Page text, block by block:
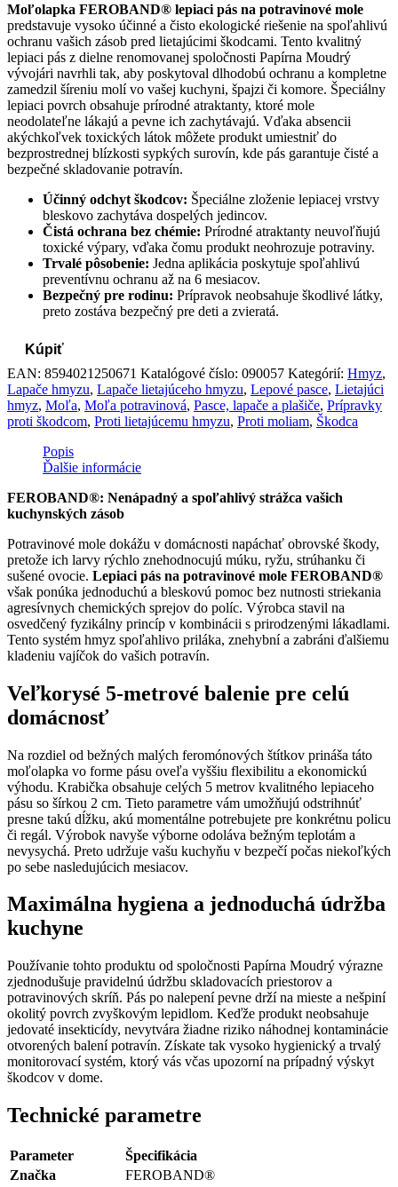
Moľolapka FEROBAND® lepiaci pás na potravinové mole
predstavuje vysoko účinné a čisto ekologické riešenie na spoľahlivú
ochranu vašich zásob pred lietajúcimi škodcami. Tento kvalitný
lepiaci pás z dielne renomovanej spoločnosti Papírna Moudrý
vývojári navrhli tak, aby poskytoval dlhodobú ochranu a kompletne
zamedzil šíreniu molí vo vašej kuchyni, špajzi či komore. Špeciálny
lepiaci povrch obsahuje prírodné atraktanty, ktoré mole
neodolateľne lákajú a pevne ich zachytávajú. Vďaka absencii
akýchkoľvek toxických látok môžete produkt umiestniť do
bezprostrednej blízkosti sypkých surovín, kde pás garantuje čisté a
bezpečné skladovanie potravín.
Účinný odchyt škodcov: Špeciálne zloženie lepiacej vrstvy
bleskovo zachytáva dospelých jedincov.
Čistá ochrana bez chémie: Prírodné atraktanty neuvoľňujú
toxické výpary, vďaka čomu produkt neohrozuje potraviny.
Trvalé pôsobenie: Jedna aplikácia poskytuje spoľahlivú
preventívnu ochranu až na 6 mesiacov.
Bezpečný pre rodinu: Prípravok neobsahuje škodlivé látky,
preto zostáva bezpečný pre deti a zvieratá.
Kúpiť
EAN: 8594021250671 Katalógové číslo: 090057 Kategórií: Hmyz,
Lapače hmyzu, Lapače lietajúceho hmyzu, Lepové pasce, Lietajúci
hmyz, Moľa, Moľa potravinová, Pasce, lapače a plašiče, Prípravky
proti škodcom, Proti lietajúcemu hmyzu, Proti moliam, Škodca
Popis
Ďalšie informácie
FEROBAND®: Nenápadný a spoľahlivý strážca vašich
kuchynských zásob
Potravinové mole dokážu v domácnosti napáchať obrovské škody,
pretože ich larvy rýchlo znehodnocujú múku, ryžu, strúhanku či
sušené ovocie. Lepiaci pás na potravinové mole FEROBAND®
však ponúka jednoduchú a bleskovú pomoc bez nutnosti striekania
agresívnych chemických sprejov do políc. Výrobca stavil na
osvedčený fyzikálny princíp v kombinácii s prirodzenými lákadlami.
Tento systém hmyz spoľahlivo priláka, znehybní a zabráni ďalšiemu
kladeniu vajíčok do vašich potravín.
Veľkorysé 5-metrové balenie pre celú
domácnosť
Na rozdiel od bežných malých feromónových štítkov prináša táto
moľolapka vo forme pásu oveľa vyššiu flexibilitu a ekonomickú
výhodu. Krabička obsahuje celých 5 metrov kvalitného lepiaceho
pásu so šírkou 2 cm. Tieto parametre vám umožňujú odstrihnúť
presne takú dĺžku, akú momentálne potrebujete pre konkrétnu policu
či regál. Výrobok navyše výborne odoláva bežným teplotám a
nevysychá. Preto udržuje vašu kuchyňu v bezpečí počas niekoľkých
po sebe nasledujúcich mesiacov.
Maximálna hygiena a jednoduchá údržba
kuchyne
Používanie tohto produktu od spoločnosti Papírna Moudrý výrazne
zjednodušuje pravidelnú údržbu skladovacích priestorov a
potravinových skríň. Pás po nalepení pevne drží na mieste a nešpiní
okolitý povrch zvyškovým lepidlom. Keďže produkt neobsahuje
jedovaté insekticídy, nevytvára žiadne riziko náhodnej kontaminácie
otvorených balení potravín. Získate tak vysoko hygienický a trvalý
monitorovací systém, ktorý vás včas upozorní na prípadný výskyt
škodcov v dome.
Technické parametre
Parameter
Špecifikácia
Značka
FEROBAND®